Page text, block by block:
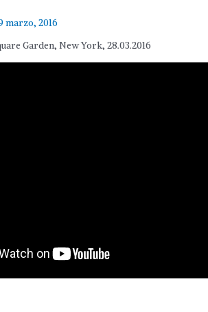
marzo, 2016
Garden, New York, 28.03.2016